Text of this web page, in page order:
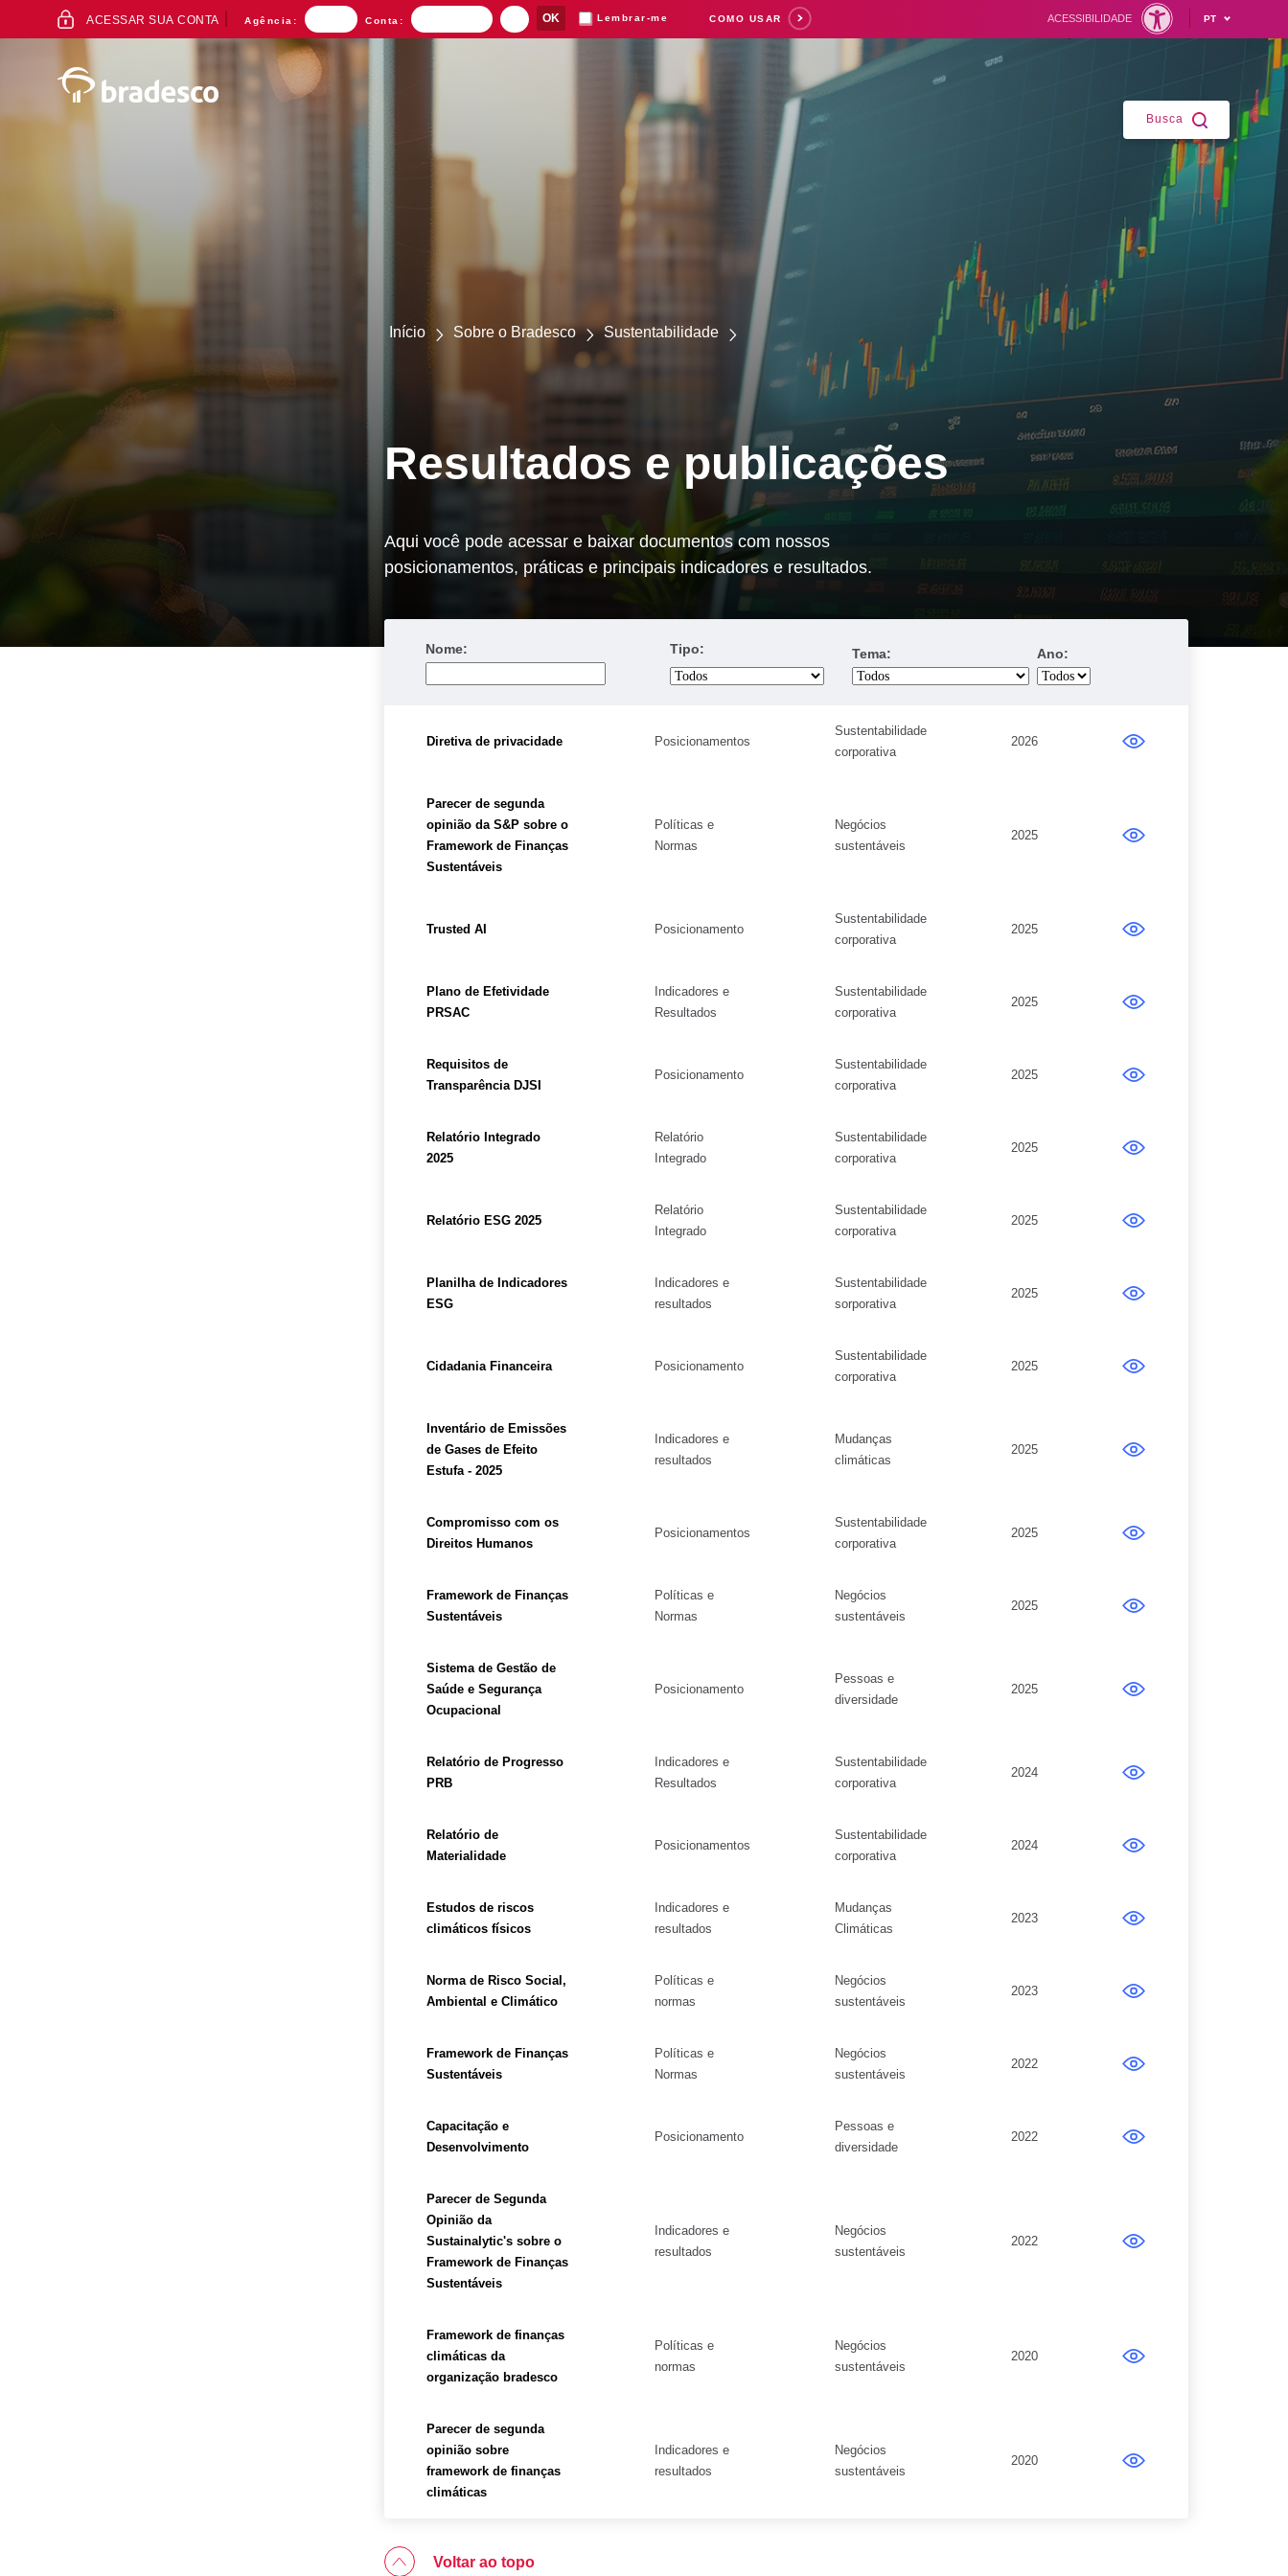
Busca
Mais buscados Suas buscas recentes
Separamos para você
Bradesco
Renegociação de
Cartões
Início Sobre o Bradesco Sustentabilidade
Resultados e publicações
Aqui você pode acessar e baixar documentos com nossos
posicionamentos, práticas e principais indicadores e resultados.
Nome: Tipo: Tema: Ano:
Diretiva de privacidade Posicionamentos
Sustentabilidade
corporativa
2026
Parecer de segunda
opinião da S&P sobre o
Framework de Finanças
Sustentáveis
Políticas e
Normas
Negócios
sustentáveis
2025
Trusted AI Posicionamento
Sustentabilidade
corporativa
2025
Plano de Efetividade
PRSAC
Indicadores e
Resultados
Sustentabilidade
corporativa
2025
Requisitos de
Transparência DJSI
Posicionamento
Sustentabilidade
corporativa
2025
Relatório Integrado
2025
Relatório
Integrado
Sustentabilidade
corporativa
2025
Relatório ESG 2025
Relatório
Integrado
Sustentabilidade
corporativa
2025
Planilha de Indicadores
ESG
Indicadores e
resultados
Sustentabilidade
sorporativa
2025
Cidadania Financeira Posicionamento
Sustentabilidade
corporativa
2025
Inventário de Emissões
de Gases de Efeito
Estufa - 2025
Indicadores e
resultados
Mudanças
climáticas
2025
Compromisso com os
Direitos Humanos
Posicionamentos
Sustentabilidade
corporativa
2025
Framework de Finanças
Sustentáveis
Políticas e
Normas
Negócios
sustentáveis
2025
Sistema de Gestão de
Saúde e Segurança
Ocupacional
Posicionamento
Pessoas e
diversidade
2025
Relatório de Progresso
PRB
Indicadores e
Resultados
Sustentabilidade
corporativa
2024
Relatório de
Materialidade
Posicionamentos
Sustentabilidade
corporativa
2024
Estudos de riscos
climáticos físicos
Indicadores e
resultados
Mudanças
Climáticas
2023
Norma de Risco Social,
Ambiental e Climático
Políticas e
normas
Negócios
sustentáveis
2023
Framework de Finanças
Sustentáveis
Políticas e
Normas
Negócios
sustentáveis
2022
Capacitação e
Desenvolvimento
Posicionamento
Pessoas e
diversidade
2022
Parecer de Segunda
Opinião da
Sustainalytic's sobre o
Framework de Finanças
Sustentáveis
Indicadores e
resultados
Negócios
sustentáveis
2022
Framework de finanças
climáticas da
organização bradesco
Políticas e
normas
Negócios
sustentáveis
2020
Parecer de segunda
opinião sobre
framework de finanças
climáticas
Indicadores e
resultados
Negócios
sustentáveis
2020
Voltar ao topo
ACESSO
AO
BANKING
ACESSAR SUA CONTA Agência: Conta: Lembrar-me COMO USAR ACESSIBILIDADE PT